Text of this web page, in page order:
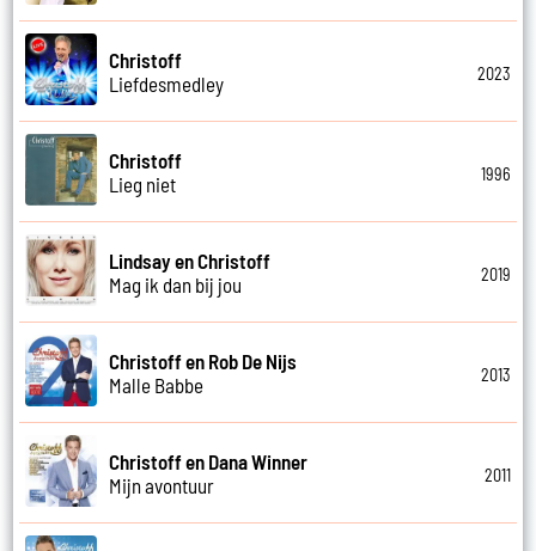
Christoff
Liefdesmedley
2023
Christoff
Lieg niet
1996
Lindsay en Christoff
Mag ik dan bij jou
2019
Christoff en Rob De Nijs
Malle Babbe
2013
Christoff en Dana Winner
Mijn avontuur
2011